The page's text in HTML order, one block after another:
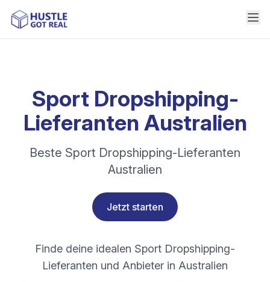
Sport Dropshipping-
Lieferanten Australien
Beste Sport Dropshipping-Lieferanten
Australien
Jetzt starten
Finde deine idealen Sport Dropshipping-
Lieferanten und Anbieter in Australien